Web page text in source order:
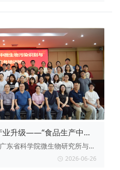
监测、结果判定等方面均有重
完成体系切换。
业升级——“食品生产中微
培训班”在穗圆满落幕
东省科学院微生物研究所与广
“食品生产中微生物污染识别
2026-06-26